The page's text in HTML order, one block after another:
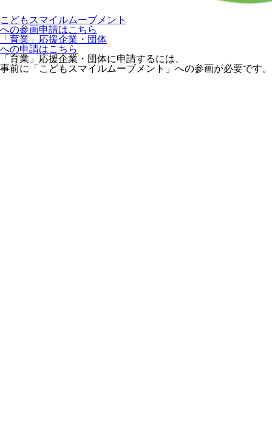
こどもスマイルムーブメント
への参画申請はこちら
「育業」応援企業・団体
への申請はこちら
「育業」応援企業・団体に申請するには、
事前に「こどもスマイルムーブメント」への参画が必要です。